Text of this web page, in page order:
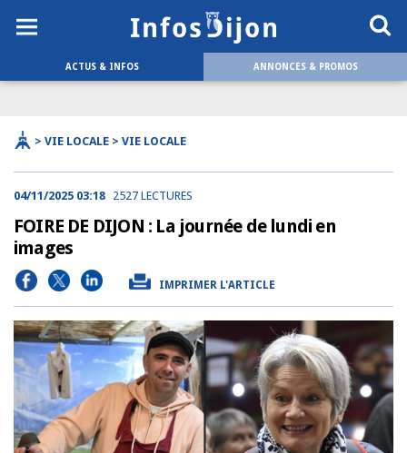
ACTUS & INFOS ANNONCES & PROMOS
> VIE LOCALE > VIE LOCALE
04/11/2025 03:18 2527 LECTURES
FOIRE DE DIJON : La journée de lundi en
images
IMPRIMER L'ARTICLE